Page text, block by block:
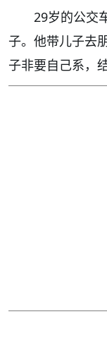
29岁的公交
子。他带儿子去
子非要自己系，